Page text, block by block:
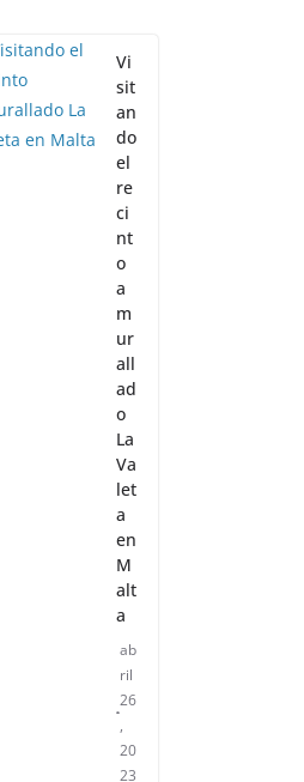
Vi
sit
an
do
el
re
ci
nt
o
a
m
ur
all
ad
o
La
Va
let
a
en
M
alt
a
ab
ril
26
,
20
23